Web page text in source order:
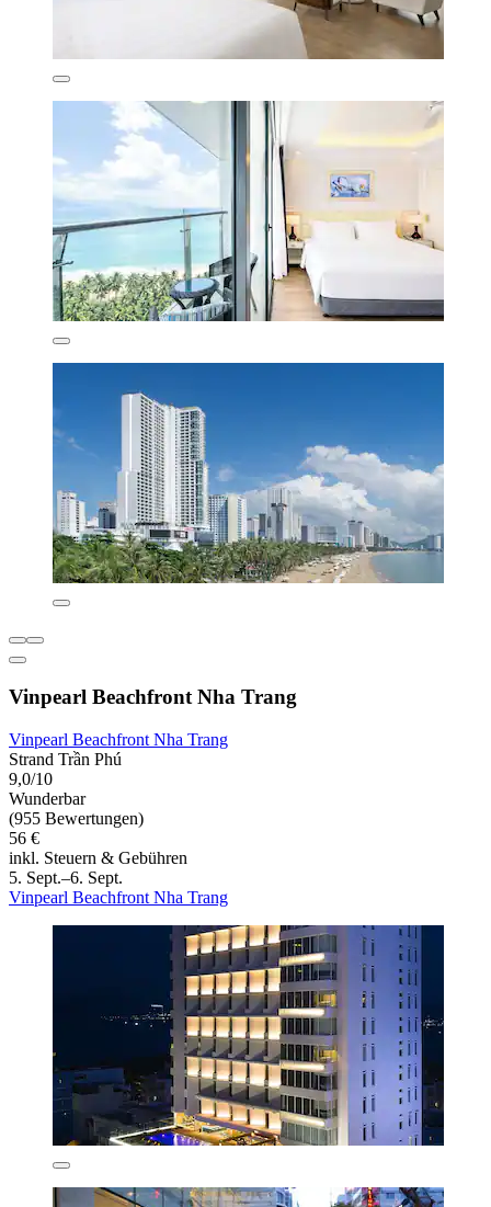
Vinpearl Beachfront Nha Trang
Vinpearl Beachfront Nha Trang
Strand Trần Phú
9,0/10
Wunderbar
(955 Bewertungen)
56 €
inkl. Steuern & Gebühren
5. Sept.–6. Sept.
Vinpearl Beachfront Nha Trang